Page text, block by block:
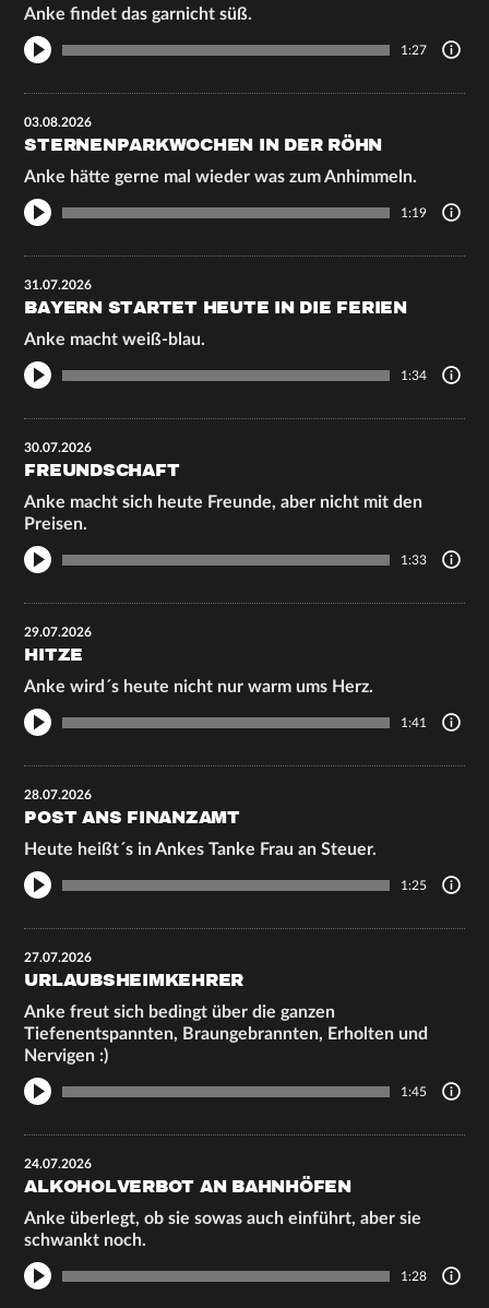
Anke findet das garnicht süß.
1:27
03.08.2026
STERNENPARKWOCHEN IN DER RÖHN
Anke hätte gerne mal wieder was zum Anhimmeln.
1:19
31.07.2026
BAYERN STARTET HEUTE IN DIE FERIEN
Anke macht weiß-blau.
1:34
30.07.2026
FREUNDSCHAFT
Anke macht sich heute Freunde, aber nicht mit den
Preisen.
1:33
29.07.2026
HITZE
Anke wird´s heute nicht nur warm ums Herz.
1:41
28.07.2026
POST ANS FINANZAMT
Heute heißt´s in Ankes Tanke Frau an Steuer.
1:25
27.07.2026
URLAUBSHEIMKEHRER
Anke freut sich bedingt über die ganzen
Tiefenentspannten, Braungebrannten, Erholten und
Nervigen :)
1:45
24.07.2026
ALKOHOLVERBOT AN BAHNHÖFEN
Anke überlegt, ob sie sowas auch einführt, aber sie
schwankt noch.
1:28